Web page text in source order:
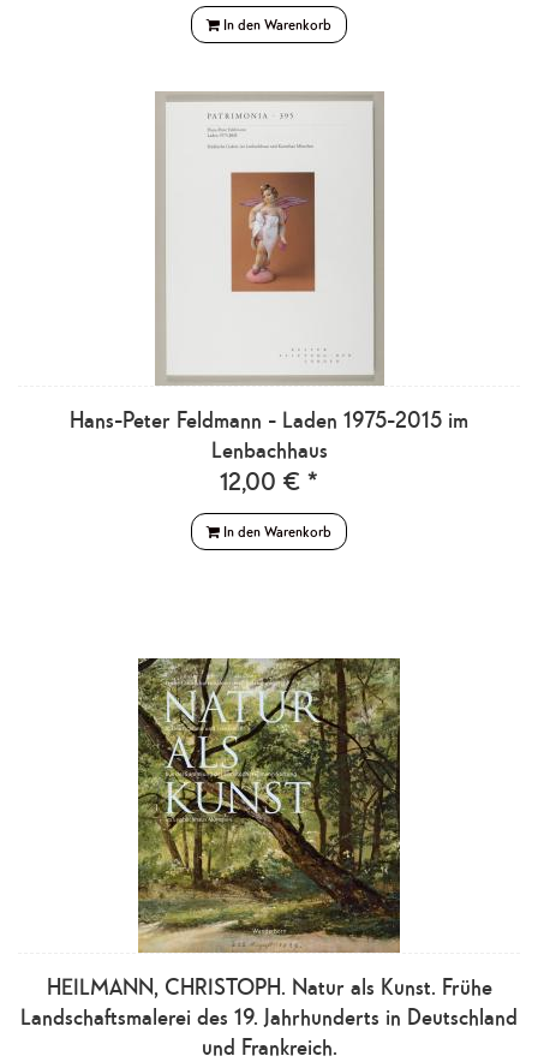
In den Warenkorb
Hans-Peter Feldmann - Laden 1975-2015 im
Lenbachhaus
12,00 € *
In den Warenkorb
HEILMANN, CHRISTOPH. Natur als Kunst. Frühe
Landschaftsmalerei des 19. Jahrhunderts in Deutschland
und Frankreich.